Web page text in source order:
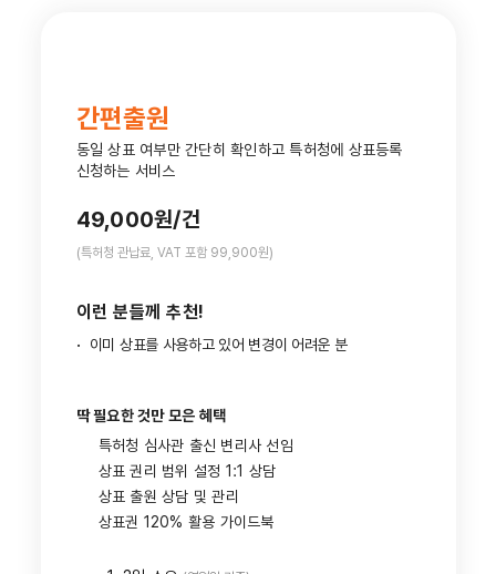
간편출원
동일 상표 여부만 간단히 확인하고 특허청에 상표등록
신청하는 서비스
49,000원/건
(특허청 관납료, VAT 포함 99,900원)
이런 분들께 추천!
· 이미 상표를 사용하고 있어 변경이 어려운 분
딱 필요한 것만 모은 혜택
특허청 심사관 출신 변리사 선임
상표 권리 범위 설정 1:1 상담
상표 출원 상담 및 관리
상표권 120% 활용 가이드북